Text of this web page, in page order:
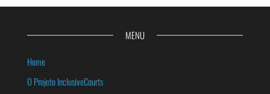
MENU
Home
O Projeto InclusiveCourts